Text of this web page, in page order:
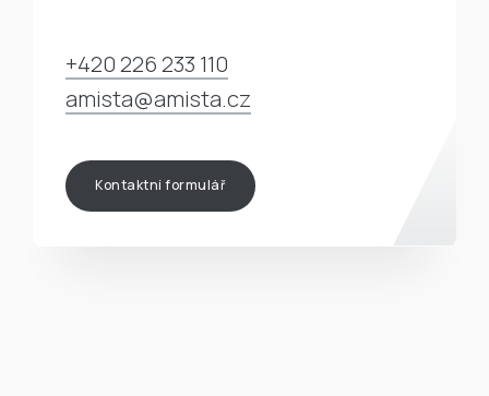
+420 226 233 110
amista@amista.cz
Kontaktní formulář